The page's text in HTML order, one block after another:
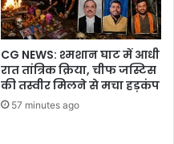
CG NEWS: श्मशान घाट में आधी
रात तांत्रिक क्रिया, चीफ जस्टिस
की तस्वीर मिलने से मचा हड़कंप
57 minutes ago